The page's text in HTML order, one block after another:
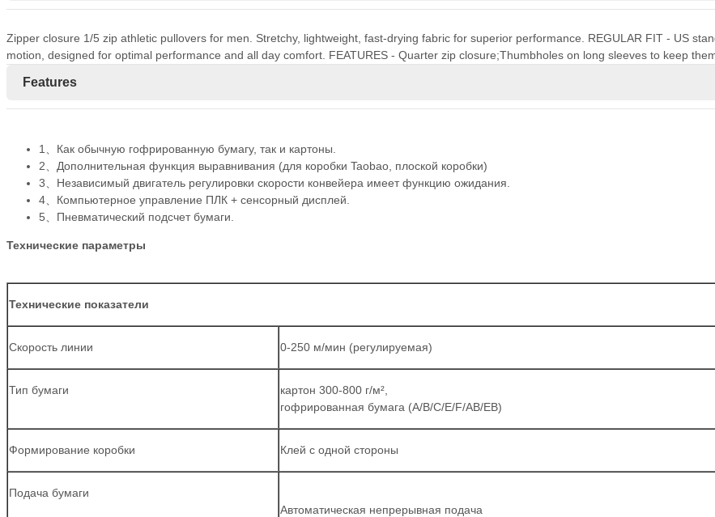
Zipper closure 1/5 zip athletic pullovers for men. Stretchy, lightweight, fast-drying fabric for superior performance. REGULAR FIT - US
motion, designed for optimal performance and all day comfort. FEATURES - Quarter zip closure;Thumbholes on long sleeves to keep
Features
1、Как обычную гофрированную бумагу, так и картоны.
2、Дополнительная функция выравнивания (для коробки Taobao, плоской коробки)
3、Независимый двигатель регулировки скорости конвейера имеет функцию ожидания.
4、Компьютерное управление ПЛК + сенсорный дисплей.
5、Пневматический подсчет бумаги.
Технические параметры
Технические показатели
Скорость линии 0-250 м/мин (регулируемая)
Тип бумаги
картон 300-800 г/м²,
гофрированная бумага (A/B/C/E/F/AB/EB)
Формирование коробки Клей с одной стороны
Подача бумаги
Автоматическая непрерывная подача